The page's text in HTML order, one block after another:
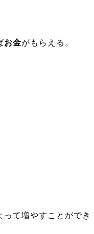
お金がもらえる。
って増やすことができ